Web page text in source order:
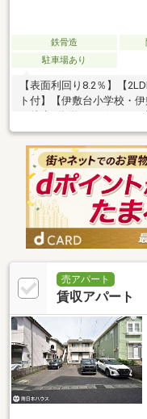
鉄骨造
駐車場あり
【表面利回り8.2％】【
ト付】【伊敷台小学校・
売アパート
賃収アパート